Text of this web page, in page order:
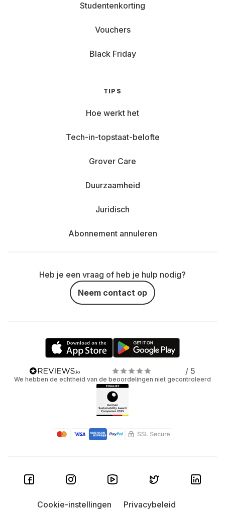
Studentenkorting
Vouchers
Black Friday
TIPS
Hoe werkt het
Tech-in-topstaat-belofte
Grover Care
Duurzaamheid
Juridisch
Abonnement annuleren
Heb je een vraag of heb je hulp nodig?
Neem contact op
/ 5
We hebben de echtheid van de beoordelingen niet gecontroleerd
Cookie-instellingen
Privacybeleid